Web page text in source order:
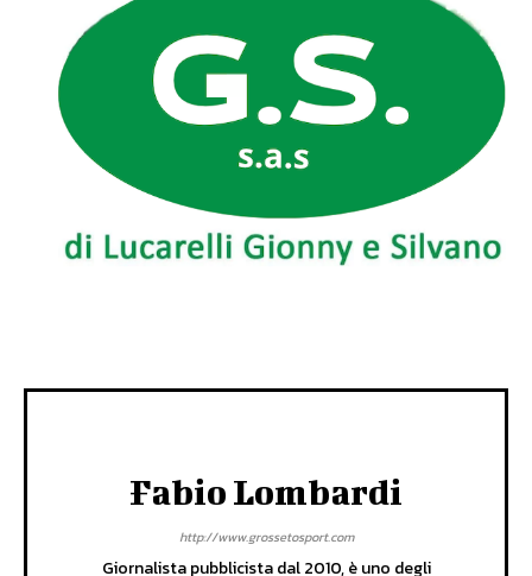
Fabio Lombardi
http://www.grossetosport.com
Giornalista pubblicista dal 2010, è uno degli